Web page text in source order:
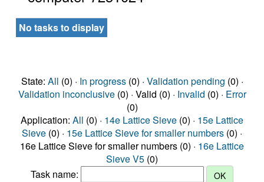
No tasks to display
State: All (0) · In progress(0) · Validation pending (0) ·
Validation inconclusive(0) · Valid (0) · Invalid (0) · Error
(0)
Application: All (0) · 14e Lattice Sieve (0) · 15e Lattice
Sieve (0) · 15e Lattice Sieve for smaller numbers (0) ·
16e Lattice Sieve for smaller numbers (0) · 16e Lattice
Sieve V5 (0)
Task name: